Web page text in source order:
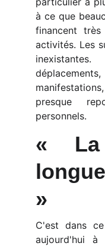
à ce que
financent très
activités. Les
presque
personnels.
«
»
C'est dans
aujourd'hui